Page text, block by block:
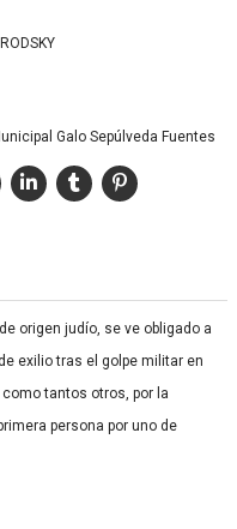
Galo Sepúlveda Fuentes
origen judío, se ve obligado a
exilio tras el golpe militar en
tantos otros, por la
persona por uno de